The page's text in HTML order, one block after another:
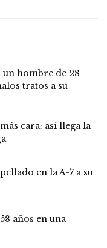
un hombre de 28
tratos a su
cara: así llega la
en la A-7 a su
años en una